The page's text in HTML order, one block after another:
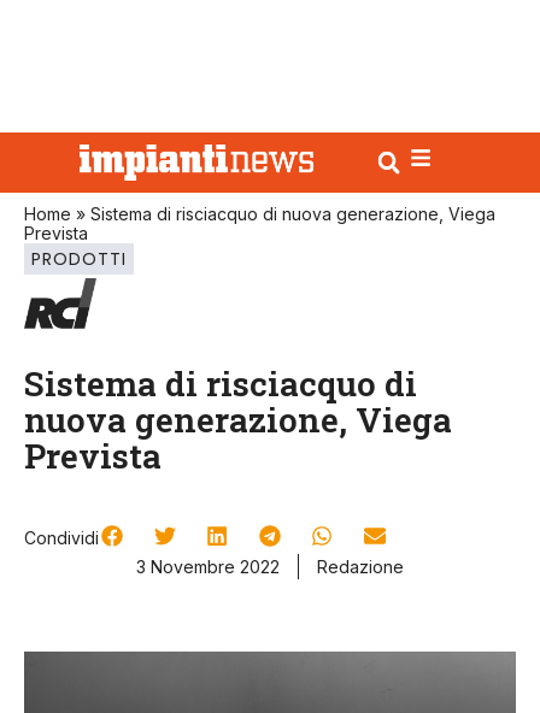
Home » Sistema di risciacquo di nuova generazione, Viega
Prevista
PRODOTTI
Sistema di risciacquo di
nuova generazione, Viega
Prevista
Condividi
3 Novembre 2022
Redazione